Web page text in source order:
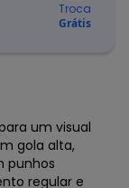
Troca
Grátis
um visual
gola alta,
punhos
regular e